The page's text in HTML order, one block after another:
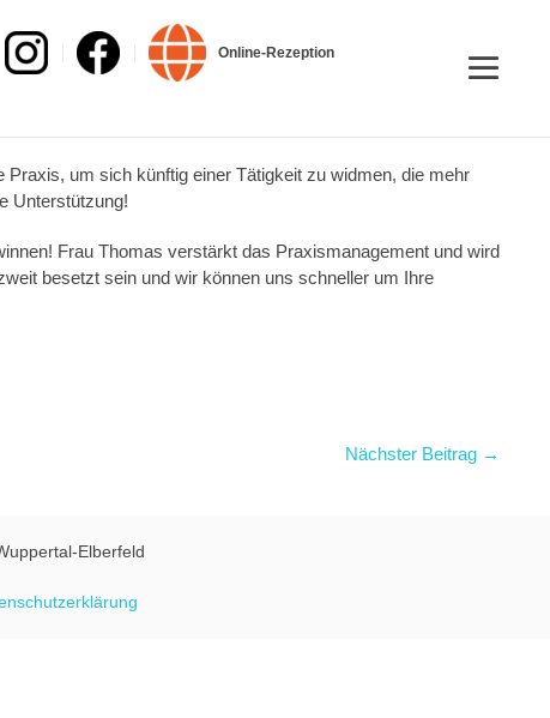
Online-Rezeption
um sich künftig einer Tätigkeit zu widmen, die mehr
Unterstützung!
Frau Thomas verstärkt das Praxismanagement und wird
besetzt sein und wir können uns schneller um Ihre
Nächster Beitrag →
Elberfeld